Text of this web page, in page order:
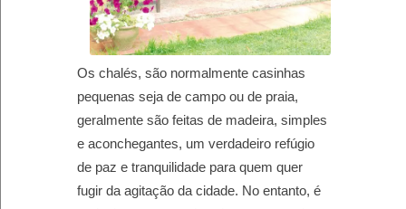
Os chalés, são normalmente casinhas
pequenas seja de campo ou de praia,
geralmente são feitas de madeira, simples
e aconchegantes, um verdadeiro refúgio
de paz e tranquilidade para quem quer
fugir da agitação da cidade. No entanto, é